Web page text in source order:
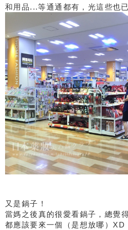
和用品...等通通都有，光這些也
又是鍋子！
當媽之後真的很愛看鍋子，總覺
都應該要來一個（是想放哪）XD